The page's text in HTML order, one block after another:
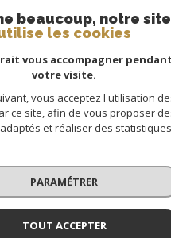
beaucoup, notre site
les cookies
vous accompagner pendant
votre visite.
vous acceptez l'utilisation
ce site, afin de vous proposer
et réaliser des
PARAMÉTRER
TOUT ACCEPTER